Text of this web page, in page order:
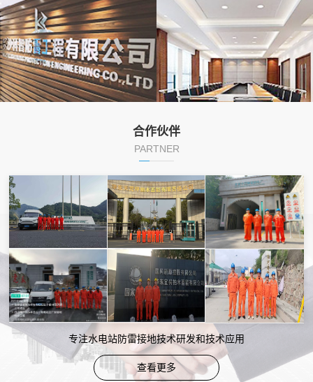
合作伙伴
PARTNER
专注水电站防雷接地技术研发和技术应用
查看更多